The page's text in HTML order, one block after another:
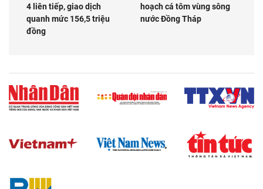
4 liên tiếp, giao dịch
quanh mức 156,5 triệu
đồng
hoạch cá tôm vùng sông
nước Đồng Tháp